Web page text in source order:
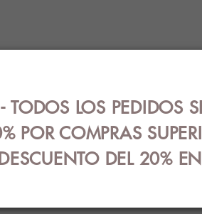
y braguita bikini con
1% fibra metálica.
talla sujetador/braguita es: 90/M
LOS PEDIDOS
POR COMPRAS
DEL 20%